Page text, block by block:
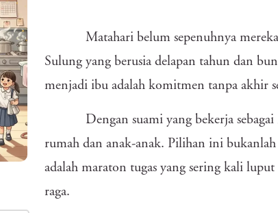
Matahari belum sepenuhnya
Sulung yang berusia delapan tahun dan
menjadi ibu adalah komitmen tanpa akhir
Dengan suami yang bekerja
rumah dan anak-anak. Pilihan ini
adalah maraton tugas yang sering kali
raga.